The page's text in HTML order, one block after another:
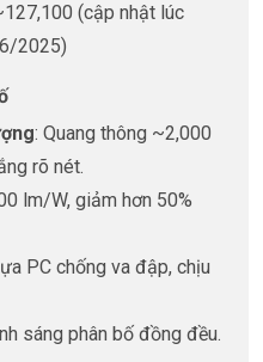
(cập nhật lúc
2025)
: Quang thông ~2,000
rõ nét.
lm/W, giảm hơn 50%
PC chống va đập, chịu
sáng phân bố đồng đều.